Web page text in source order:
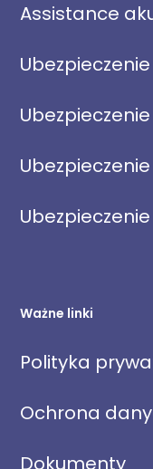
Assistance
Ważne linki
Polityka
Ochrona
Dokumenty